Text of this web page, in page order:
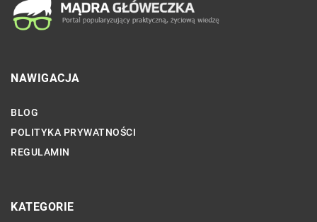
NAWIGACJA
BLOG
POLITYKA PRYWATNOŚCI
REGULAMIN
KATEGORIE